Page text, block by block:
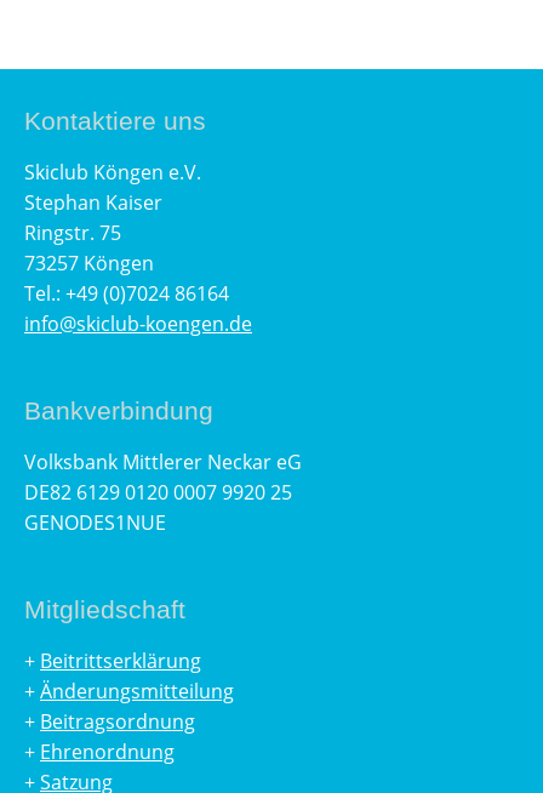
Kontaktiere uns
Skiclub Köngen e.V.
Stephan Kaiser
Ringstr. 75
73257 Köngen
Tel.: +49 (0)7024 86164
info@skiclub-koengen.de
Bankverbindung
Volksbank Mittlerer Neckar eG
DE82 6129 0120 0007 9920 25
GENODES1NUE
Mitgliedschaft
+ Beitrittserklärung
+Änderungsmitteilung
+ Beitragsordnung
+ Ehrenordnung
+Satzung